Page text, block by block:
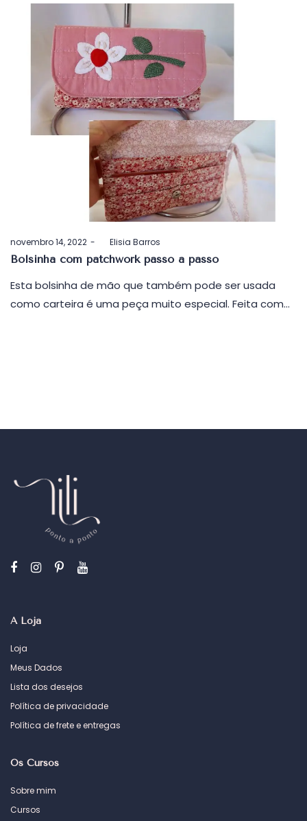
Postado
em
novembro 14, 2022 byElisia Barros
Bolsinha com patchwork passo a passo
Esta bolsinha de mão que também pode ser usada
como carteira é uma peça muito especial. Feita com…
A Loja
Loja
Meus Dados
Lista dos desejos
Política de privacidade
Política de frete e entregas
Os Cursos
Sobre mim
Cursos